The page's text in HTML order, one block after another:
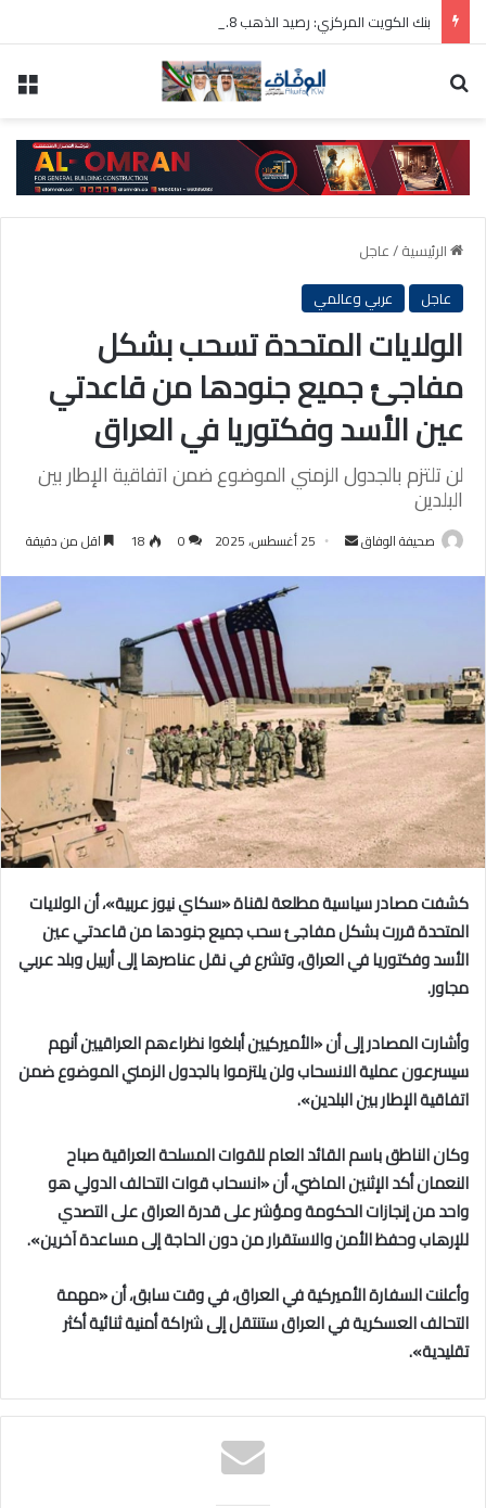
الرئيسية/عاجل
عاجل
عربي وعالمي
الولايات المتحدة تسحب بشكل
مفاجئ جميع جنودها من قاعدتي
عين الأسد وفكتوريا في العراق
لن تلتزم بالجدول الزمني الموضوع ضمن اتفاقية الإطار بين
البلدين
صحيفة الوفاق
أرسل 25 أغسطس، 2025 0
18 اقل من دقيقة
كشفت مصادر سياسية مطلعة لقناة «سكاي نيوز عربية»، أن الولايات
المتحدة قررت بشكل مفاجئ سحب جميع جنودها من قاعدتي عين
الأسد وفكتوريا في العراق، وتشرع في نقل عناصرها إلى أربيل وبلد عربي
مجاور.
وأشارت المصادر إلى أن «الأميركيين أبلغوا نظراءهم العراقيين أنهم
سيسرعون عملية الانسحاب ولن يلتزموا بالجدول الزمني الموضوع ضمن
اتفاقية الإطار بين البلدين».
وكان الناطق باسم القائد العام للقوات المسلحة العراقية صباح
النعمان أكد الإثنين الماضي، أن «انسحاب قوات التحالف الدولي هو
واحد من إنجازات الحكومة ومؤشر على قدرة العراق على التصدي
للإرهاب وحفظ الأمن والاستقرار من دون الحاجة إلى مساعدة آخرين».
وأعلنت السفارة الأميركية في العراق، في وقت سابق، أن «مهمة
التحالف العسكرية في العراق ستنتقل إلى شراكة أمنية ثنائية أكثر
تقليدية».